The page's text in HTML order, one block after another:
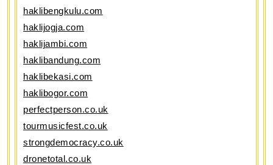
haklibengkulu.com
haklijogja.com
haklijambi.com
haklibandung.com
haklibekasi.com
haklibogor.com
perfectperson.co.uk
tourmusicfest.co.uk
strongdemocracy.co.uk
dronetotal.co.uk